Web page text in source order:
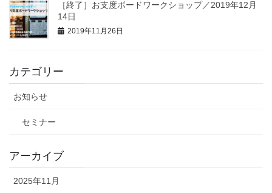
［終了］お支度ボードワークショップ／2019年12月
14日
2019年11月26日
カテゴリー
お知らせ
セミナー
アーカイブ
2025年11月